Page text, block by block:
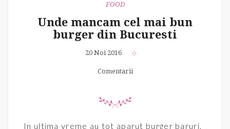
FOOD
Unde mancam cel mai bun
burger din Bucuresti
20 Noi 2016
Comentarii
In ultima vreme au tot aparut burger baruri,